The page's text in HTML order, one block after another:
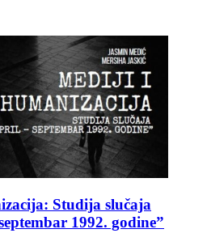
Studija slučaja
1992. godine”